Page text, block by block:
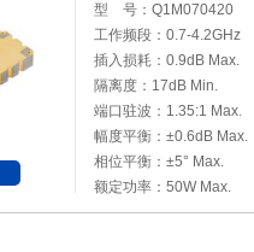
型 号：Q1M070420
工作频段：0.7-4.2GHz
插入损耗：0.9dB Max.
隔离度：17dB Min.
端口驻波：1.35:1 Max.
幅度平衡：±0.6dB Max.
相位平衡：±5° Max.
额定功率：50W Max.